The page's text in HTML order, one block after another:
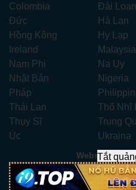
Colombia
Đài Loan
Đức
Hà Lan
Hồng Kông
Hy Lạp
Ireland
Malaysia
Nam Phi
Na Uy
Nhật Bản
Nigeria
Pháp
Thái Lan
Thổ Nhĩ
Thụy Sĩ
Trung
Úc
Ukraina
Website xem
Liên hệ:
Tắt